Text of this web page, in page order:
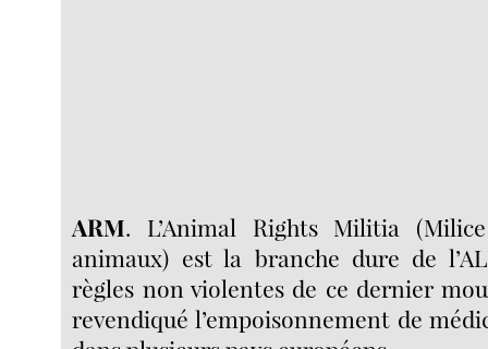
ARM. L’Animal Rights Militia
animaux) est la branche dure de
règles non violentes de ce dernier
revendiqué l’empoisonnement de